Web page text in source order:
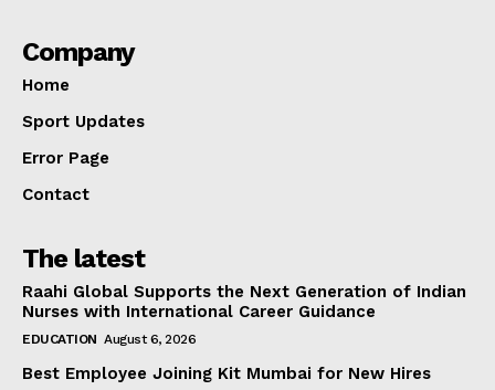
Company
Home
Sport Updates
Error Page
Contact
The latest
Raahi Global Supports the Next Generation of Indian
Nurses with International Career Guidance
EDUCATION August 6, 2026
Best Employee Joining Kit Mumbai for New Hires